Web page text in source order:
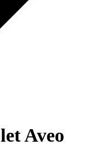
Aveo